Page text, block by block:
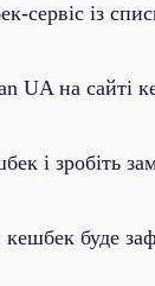
сервіс із
UA на сайті
і зробіть
буде